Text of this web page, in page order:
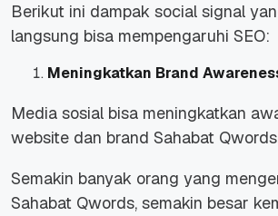
Berikut ini dampak social signal
langsung bisa mempengaruhi SEO:
Meningkatkan Brand
Media sosial bisa meningkatkan
website dan brand Sahabat
Semakin banyak orang yang
Sahabat Qwords, semakin besar